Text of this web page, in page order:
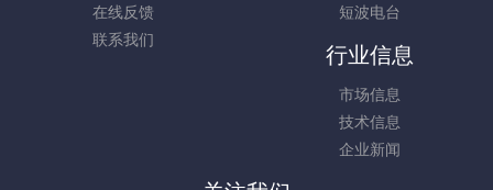
在线反馈
联系我们
短波电台
行业信息
市场信息
技术信息
企业新闻